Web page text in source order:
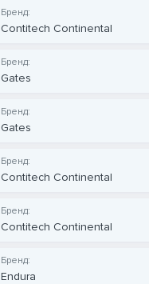
Бренд:
Contitech Continental
Бренд:
Gates
Бренд:
Gates
Бренд:
Contitech Continental
Бренд:
Contitech Continental
Бренд:
Endura